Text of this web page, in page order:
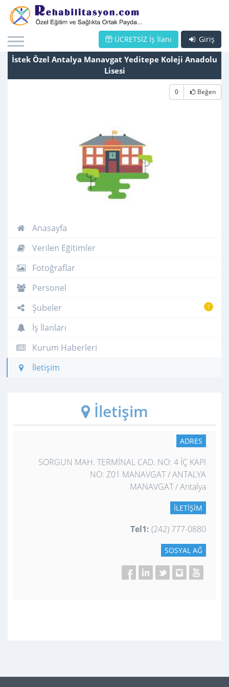
Giriş
ÜCRETSİZ İş İlanı
İstek Özel Antalya Manavgat Yeditepe Koleji Anadolu
Lisesi
0 Beğen
Anasayfa
Verilen Eğitimler
Fotoğraflar
Personel
1
Şubeler
İş İlanları
Kurum Haberleri
İletişim
İletişim
ADRES
SORGUN MAH. TERMİNAL CAD. NO: 4 İÇ KAPI
NO: Z01 MANAVGAT / ANTALYA
MANAVGAT / Antalya
İLETIŞIM
Tel1: (242) 777-0880
SOSYAL AĞ